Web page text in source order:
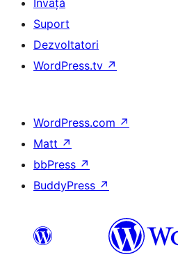
Învață
Suport
Dezvoltatori
WordPress.tv ↗
WordPress.com ↗
Matt ↗
bbPress ↗
BuddyPress ↗